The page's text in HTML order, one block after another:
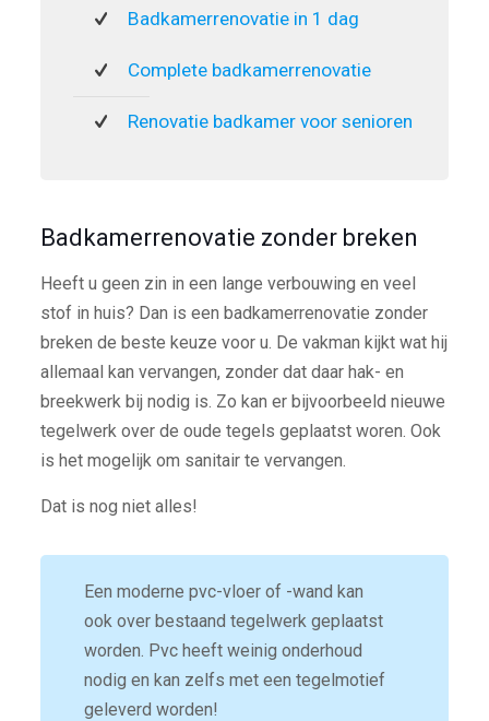
Badkamerrenovatie in 1 dag
Complete badkamerrenovatie
Renovatie badkamer voor senioren
Badkamerrenovatie zonder breken
Heeft u geen zin in een lange verbouwing en veel
stof in huis? Dan is een badkamerrenovatie zonder
breken de beste keuze voor u. De vakman kijkt wat hij
allemaal kan vervangen, zonder dat daar hak- en
breekwerk bij nodig is. Zo kan er bijvoorbeeld nieuwe
tegelwerk over de oude tegels geplaatst woren. Ook
is het mogelijk om sanitair te vervangen.
Dat is nog niet alles!
Een moderne pvc-vloer of -wand kan
ook over bestaand tegelwerk geplaatst
worden. Pvc heeft weinig onderhoud
nodig en kan zelfs met een tegelmotief
geleverd worden!